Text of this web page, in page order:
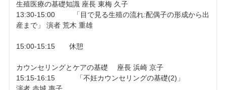
生殖医療の基礎知識 座長 東梅 久子
13:30-15:00 「目で見る生殖の流れ:配偶子の形成から出
産まで」 演者 荒木 重雄
15:00-15:15 休憩
カウンセリングとケアの基礎 座長 浜崎 京子
15:15-16:15 「不妊カウンセリングの基礎(2)」